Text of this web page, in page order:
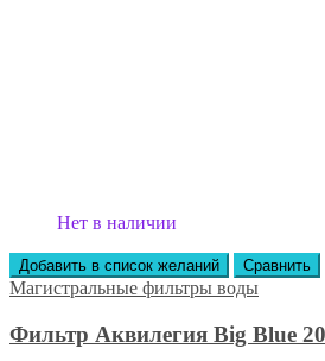
Нет в наличии
Добавить в список желаний Сравнить
Магистральные фильтры воды
Фильтр Аквилегия Big Blue